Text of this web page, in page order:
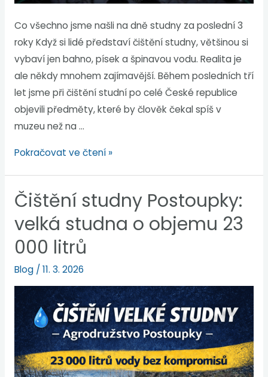
Co všechno jsme našli na dně studny za poslední 3
roky Když si lidé představí čištění studny, většinou si
vybaví jen bahno, písek a špinavou vodu. Realita je
ale někdy mnohem zajímavější. Během posledních tří
let jsme při čištění studní po celé České republice
objevili předměty, které by člověk čekal spíš v
muzeu než na …
Pokračovat ve čtení »
Čištění studny Postoupky:
velká studna o objemu 23
000 litrů
Blog/ 11. 3. 2026